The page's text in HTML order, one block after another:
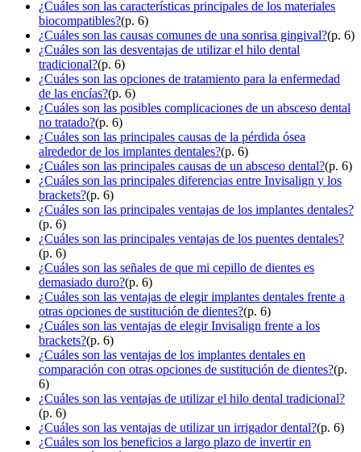
¿Cuáles son las características principales de los materiales
biocompatibles?(p. 6)
¿Cuáles son las causas comunes de una sonrisa gingival?(p. 6)
¿Cuáles son las desventajas de utilizar el hilo dental
tradicional?(p. 6)
¿Cuáles son las opciones de tratamiento para la enfermedad
de las encías?(p. 6)
¿Cuáles son las posibles complicaciones de un absceso dental
no tratado?(p. 6)
¿Cuáles son las principales causas de la pérdida ósea
alrededor de los implantes dentales?(p. 6)
¿Cuáles son las principales causas de un absceso dental?(p. 6)
¿Cuáles son las principales diferencias entre Invisalign y los
brackets?(p. 6)
¿Cuáles son las principales ventajas de los implantes dentales?
(p. 6)
¿Cuáles son las principales ventajas de los puentes dentales?
(p. 6)
¿Cuáles son las señales de que mi cepillo de dientes es
demasiado duro?(p. 6)
¿Cuáles son las ventajas de elegir implantes dentales frente a
otras opciones de sustitución de dientes?(p. 6)
¿Cuáles son las ventajas de elegir Invisalign frente a los
brackets?(p. 6)
¿Cuáles son las ventajas de los implantes dentales en
comparación con otras opciones de sustitución de dientes?(p.
6)
¿Cuáles son las ventajas de utilizar el hilo dental tradicional?
(p. 6)
¿Cuáles son las ventajas de utilizar un irrigador dental?(p. 6)
¿Cuáles son los beneficios a largo plazo de invertir en